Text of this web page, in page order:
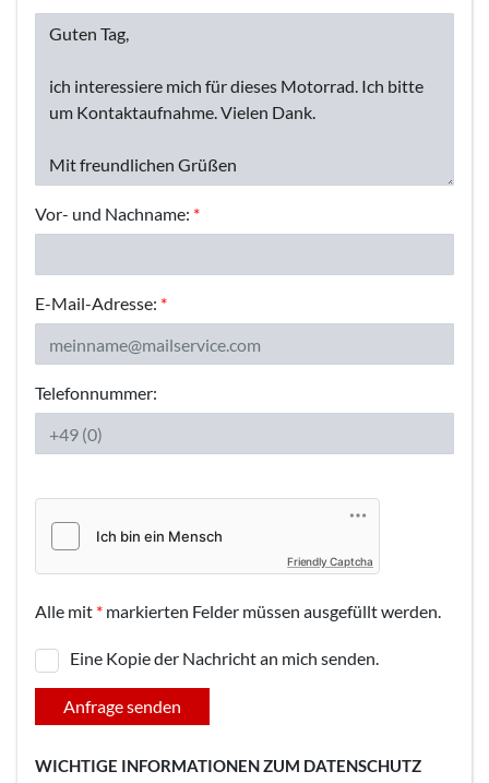
Vor- und Nachname: *
E-Mail-Adresse: *
Telefonnummer:
Friendly Captcha
Alle mit * markierten Felder müssen ausgefüllt werden.
Eine Kopie der Nachricht an mich senden.
Anfrage senden
WICHTIGE INFORMATIONEN ZUM DATENSCHUTZ